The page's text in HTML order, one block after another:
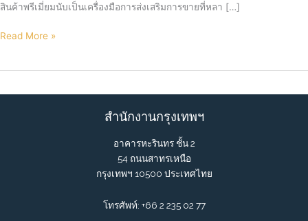
สินค้าพรีเมี่ยมนับเป็นเครื่องมือการส่งเสริมการขายที่หลา […]
Trick!
ส่ง
Read More »
สำนักงานกรุงเทพฯ
อาคารหะรินทร ชั้น 2
54 ถนนสาทรเหนือ
กรุงเทพฯ 10500 ประเทศไทย
โทรศัพท์: +66 2 235 02 77